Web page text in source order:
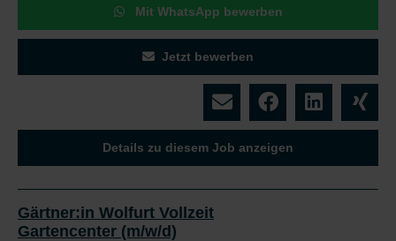
Mit WhatsApp bewerben
Jetzt bewerben
Details zu diesem Job anzeigen
Gärtner:in Wolfurt Vollzeit
Gartencenter (m/w/d)